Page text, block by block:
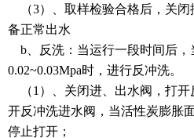
（3）、取样检验合格后，关闭
备正常出水
b、反洗：当运行一段时间后，
0.02~0.03Mpa时，进行反冲洗。
（1）、关闭进、出水阀，打开
开反冲洗进水阀，当活性炭膨胀
停止打开；